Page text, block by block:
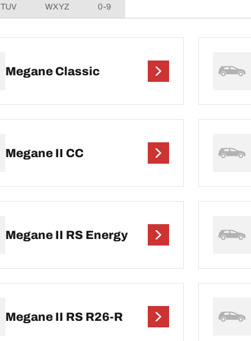
TUV WXYZ 0-9
Megane Classic
Megane II CC
Megane II RS Energy
Megane II RS R26-R